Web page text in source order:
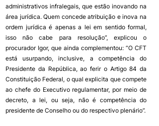
administrativos infralegais, que estão inovando na
área jurídica. Quem concede atribuição e inova na
ordem jurídica é apenas a lei em sentido formal,
isso não cabe para resolução”, explicou o
procurador Igor, que ainda complementou: “O CFT
está usurpando, inclusive, a competência do
Presidente da República, ao ferir o Artigo 84 da
Constituição Federal, o qual explicita que compete
ao chefe do Executivo regulamentar, por meio de
decreto, a lei, ou seja, não é competência do
presidente de Conselho ou do respectivo plenário”.